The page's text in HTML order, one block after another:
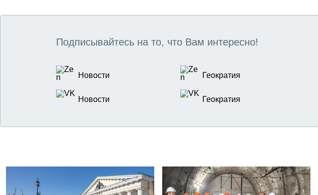
Подписывайтесь на то, что Вам интересно!
Новости Геократия
Новости Геократия